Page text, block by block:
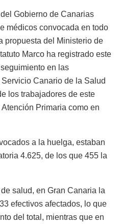
Gobierno de Canarias
médicos convocada en todo
propuesta del Ministerio de
Marco ha registrado este
en las
Canario de la Salud
los trabajadores de este
Primaria como en
a la huelga, estaban
4.625, de los que 455 la
salud, en Gran Canaria la
efectivos afectados, lo que
del total, mientras que en